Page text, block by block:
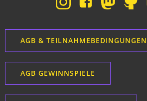
AGB & TEILNAHMEBEDINGUNGEN
AGB GEWINNSPIELE